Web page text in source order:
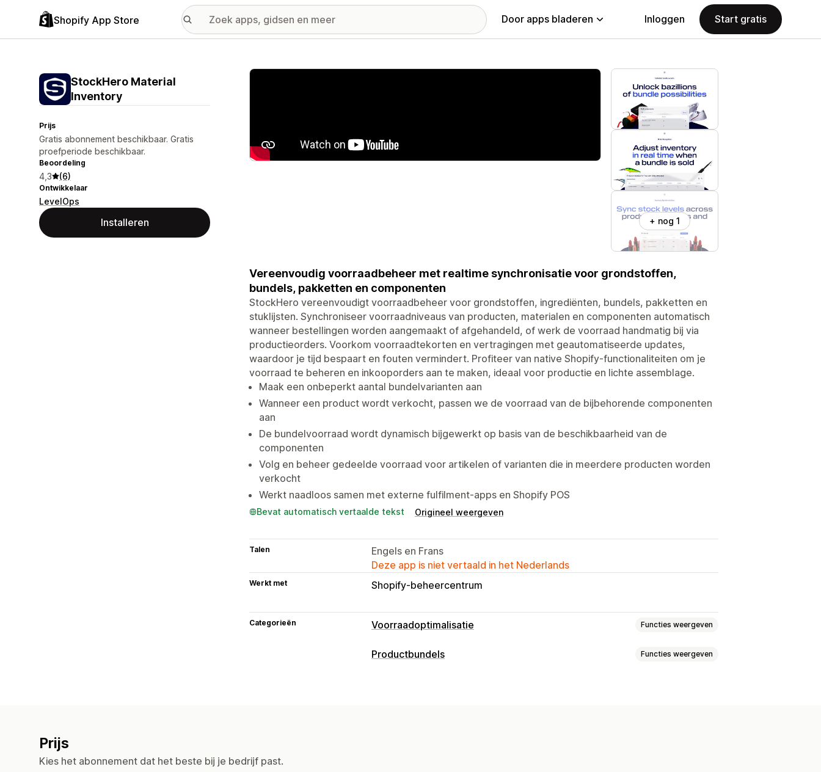
Shopify App Store Door apps bladeren Inloggen Start gratis
StockHero Material
Inventory
Prijs
Gratis abonnement beschikbaar. Gratis
proefperiode beschikbaar.
Beoordeling
4,3 (6)
Ontwikkelaar
LevelOps
Installeren
Galerij met uitgelichte afbeeldingen
+ nog 1
Vereenvoudig voorraadbeheer met realtime synchronisatie voor grondstoffen,
bundels, pakketten en componenten
StockHero vereenvoudigt voorraadbeheer voor grondstoffen, ingrediënten, bundels, pakketten en
stuklijsten. Synchroniseer voorraadniveaus van producten, materialen en componenten automatisch
wanneer bestellingen worden aangemaakt of afgehandeld, of werk de voorraad handmatig bij via
productieorders. Voorkom voorraadtekorten en vertragingen met geautomatiseerde updates,
waardoor je tijd bespaart en fouten vermindert. Profiteer van native Shopify-functionaliteiten om je
voorraad te beheren en inkooporders aan te maken, ideaal voor productie en lichte assemblage.
Maak een onbeperkt aantal bundelvarianten aan
Wanneer een product wordt verkocht, passen we de voorraad van de bijbehorende componenten
aan
De bundelvoorraad wordt dynamisch bijgewerkt op basis van de beschikbaarheid van de
componenten
Volg en beheer gedeelde voorraad voor artikelen of varianten die in meerdere producten worden
verkocht
Werkt naadloos samen met externe fulfilment-apps en Shopify POS
Bevat automatisch vertaalde tekst Origineel weergeven
Talen
Engels en Frans
Deze app is niet vertaald in het Nederlands
Werkt met Shopify-beheercentrum
Categorieën Voorraadoptimalisatie Functies weergeven
Voorraadbeheer
Productbundels Functies weergeven
Prijs
Kies het abonnement dat het beste bij je bedrijf past.